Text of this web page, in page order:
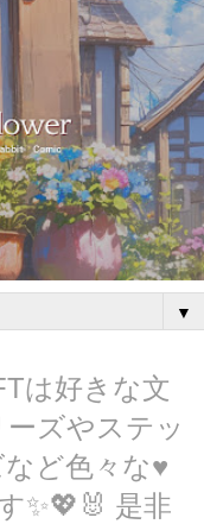
▼
は好きな文
ズやステッ
ど色々な♥
✨💖🐰 是非